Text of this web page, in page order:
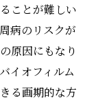
美白力と安
グ技術
美白クリー
ことが難しい
病のリスクが
原因にもなり
イオフィルム
る画期的な方